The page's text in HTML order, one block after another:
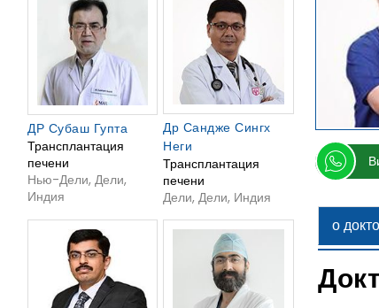
о
ДР Субаш Гупта
Трансплантация
печени
Нью-Дели, Дели,
Индия
Др Сандже Сингх
Неги
Трансплантация
печени
Дели, Дели, Индия